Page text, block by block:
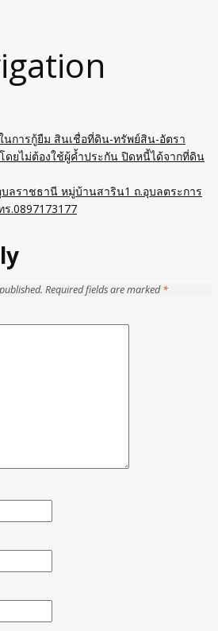
การกู้ยืม สินเชื่อที่ดิน-ทรัพย์สิน-อัตรา
ดยไม่ต้องใช้ผู้ค้ำประกัน ปิดหนี้ได้จากที่ดิน
ลราชธานี หมู่บ้านสาริน1 ถ.อุบลตระการ
.0897173177
Required fields are marked*